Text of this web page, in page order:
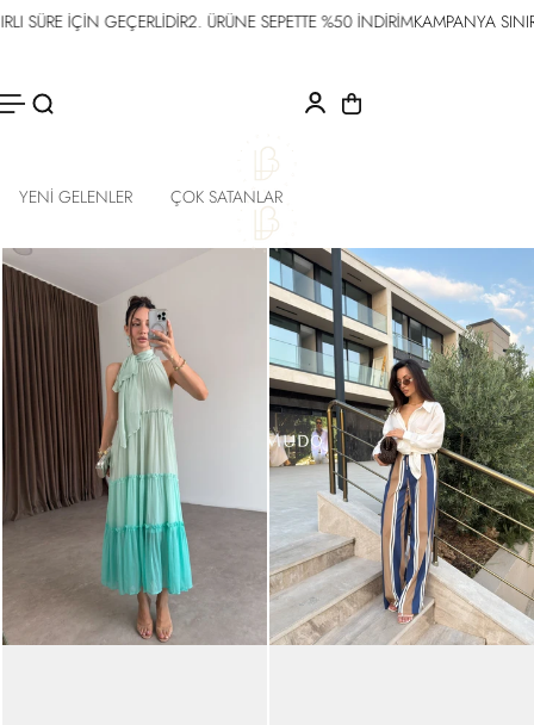
İÇERIĞE
İÇİN GEÇERLİDİR2. ÜRÜNE SEPETTE %50 İNDİRİMKAMPANYA SINIRLI
YENİ GELENLER ÇOK SATANLAR